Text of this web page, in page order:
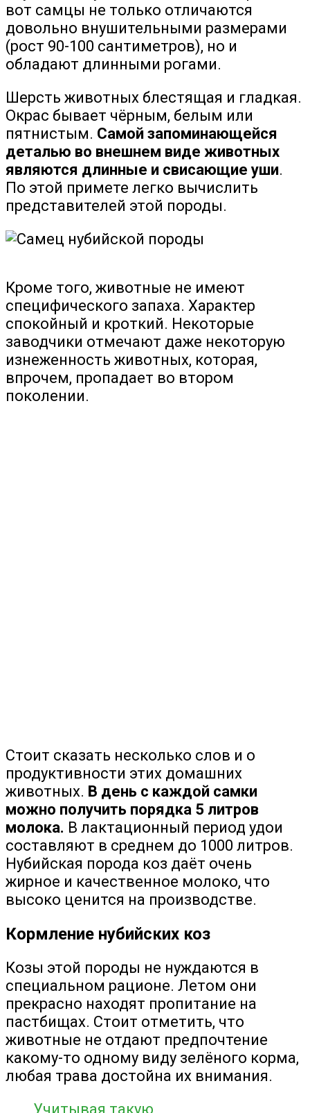
вот самцы не только отличаются
довольно внушительными размерами
(рост 90-100 сантиметров), но и
обладают длинными рогами.
Шерсть животных блестящая и гладкая.
Окрас бывает чёрным, белым или
пятнистым. Самой запоминающейся
деталью во внешнем виде животных
являются длинные и свисающие уши.
По этой примете легко вычислить
представителей этой породы.
Кроме того, животные не имеют
специфического запаха. Характер
спокойный и кроткий. Некоторые
заводчики отмечают даже некоторую
изнеженность животных, которая,
впрочем, пропадает во втором
поколении.
Стоит сказать несколько слов и о
продуктивности этих домашних
животных. В день с каждой самки
можно получить порядка 5 литров
молока. В лактационный период удои
составляют в среднем до 1000 литров.
Нубийская порода коз даёт очень
жирное и качественное молоко, что
высоко ценится на производстве.
Кормление нубийских коз
Козы этой породы не нуждаются в
специальном рационе. Летом они
прекрасно находят пропитание на
пастбищах. Стоит отметить, что
животные не отдают предпочтение
какому-то одному виду зелёного корма,
любая трава достойна их внимания.
Учитывая такую